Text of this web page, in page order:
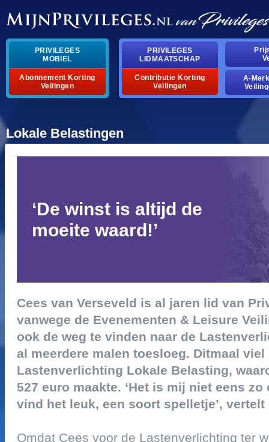
privileges
mobiel
abonnement korting
veilingen
privileges
lidmaatschap
contributie korting
veilingen
a-
lokale belastingen
‘de winst is altijd de
moeite waard!’
cees van verseveld is al jaren lid van
vanwege de evenementen & leisure
ook de weg te vinden naar de
al meerdere malen toesloeg. ditmaal
lastenverlichting lokale belasting,
527 euro maakte. ‘het is mij niet eens
vind het leuk, een soort spelletje’,
omdat cees voor de lastenverlichting ter